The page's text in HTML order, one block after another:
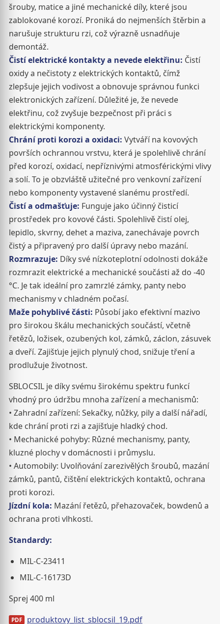
šrouby, matice a jiné mechanické díly, které jsou
zablokované korozí. Proniká do nejmenších štěrbin a
narušuje strukturu rzi, což výrazně usnadňuje
demontáž.
Čistí elektrické kontakty a nevede elektřinu: Čistí
oxidy a nečistoty z elektrických kontaktů, čímž
zlepšuje jejich vodivost a obnovuje správnou funkci
elektronických zařízení. Důležité je, že nevede
elektřinu, což zvyšuje bezpečnost při práci s
elektrickými komponenty.
Chrání proti korozi a oxidaci: Vytváří na kovových
površích ochrannou vrstvu, která je spolehlivě chrání
před korozí, oxidací, nepříznivými atmosférickými vlivy
a solí. To je obzvláště užitečné pro venkovní zařízení
nebo komponenty vystavené slanému prostředí.
Čistí a odmašťuje: Funguje jako účinný čisticí
prostředek pro kovové části. Spolehlivě čistí olej,
lepidlo, skvrny, dehet a maziva, zanechávaje povrch
čistý a připravený pro další úpravy nebo mazání.
Rozmrazuje: Díky své nízkoteplotní odolnosti dokáže
rozmrazit elektrické a mechanické součásti až do -40
°C. Je tak ideální pro zamrzlé zámky, panty nebo
mechanismy v chladném počasí.
Maže pohyblivé části: Působí jako efektivní mazivo
pro širokou škálu mechanických součástí, včetně
řetězů, ložisek, ozubených kol, zámků, záclon, zásuvek
a dveří. Zajišťuje jejich plynulý chod, snižuje tření a
prodlužuje životnost.
SBLOCSIL je díky svému širokému spektru funkcí
vhodný pro údržbu mnoha zařízení a mechanismů:
• Zahradní zařízení: Sekačky, nůžky, pily a další nářadí,
kde chrání proti rzi a zajišťuje hladký chod.
• Mechanické pohyby: Různé mechanismy, panty,
kluzné plochy v domácnosti i průmyslu.
• Automobily: Uvolňování zarezivělých šroubů, mazání
zámků, pantů, čištění elektrických kontaktů, ochrana
proti korozi.
Jízdní kola: Mazání řetězů, přehazovaček, bowdenů a
ochrana proti vlhkosti.
Standardy:
MIL-C-23411
MIL-C-16173D
Sprej 400 ml
produktovy_list_sblocsil_19.pdf